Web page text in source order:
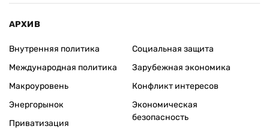
АРХИВ
Внутренняя политика
Международная политика
Макроуровень
Энергорынок
Приватизация
Социальная защита
Зарубежная экономика
Конфликт интересов
Экономическая
безопасность